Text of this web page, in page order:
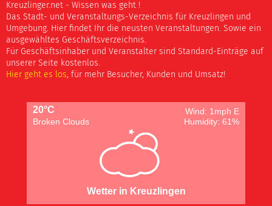
Kreuzlinger.net - Wissen was geht !
Das Stadt- und Veranstaltungs-Verzeichnis für Kreuzlingen und
Umgebung. Hier findet Ihr die neusten Veranstaltungen. Sowie ein
ausgewähltes Geschäftsverzeichnis.
Für Geschäftsinhaber und Veranstalter sind Standard-Einträge auf
unserer Seite kostenlos.
Hier geht es los, für mehr Besucher, Kunden und Umsatz!
20°C
Wind: 1mph E
Broken Clouds
Humidity: 61%
Wetter in Kreuzlingen